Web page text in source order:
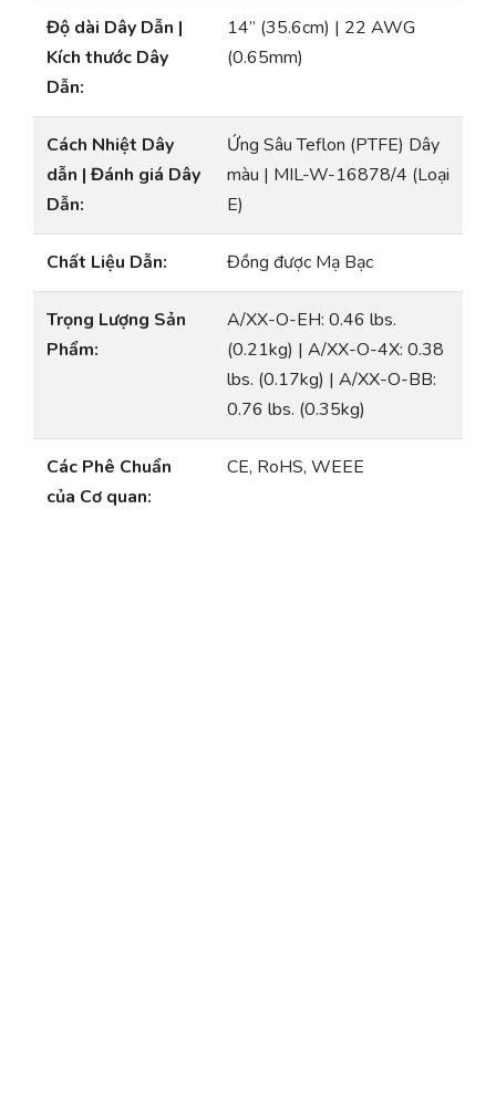
Độ dài Dây Dẫn |
Kích thước Dây
Dẫn:
14” (35.6cm) | 22 AWG
(0.65mm)
Cách Nhiệt Dây
dẫn | Đánh giá Dây
Dẫn:
Ứng Sâu Teflon (PTFE) Dây
màu | MIL-W-16878/4 (Loại
E)
Chất Liệu Dẫn: Đồng được Mạ Bạc
Trọng Lượng Sản
Phẩm:
A/XX-O-EH: 0.46 lbs.
(0.21kg) | A/XX-O-4X: 0.38
lbs. (0.17kg) | A/XX-O-BB:
0.76 lbs. (0.35kg)
Các Phê Chuẩn
của Cơ quan:
CE, RoHS, WEEE